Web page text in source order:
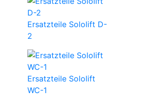
Ersatzteile Sololift D-
2
Ersatzteile Sololift
WC-1